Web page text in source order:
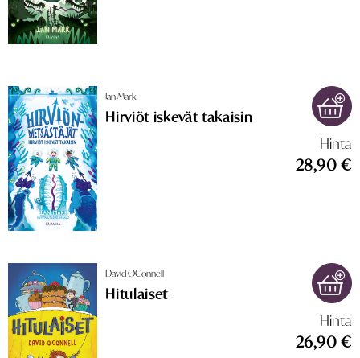
Hinta
28,90 €
Ian Mark
Hirviöt iskevät takaisin
Hinta
26,90 €
David OConnell
Hitulaiset